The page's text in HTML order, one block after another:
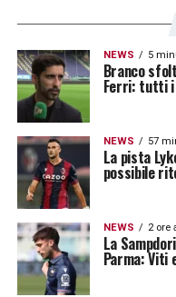
NEWS 5
Branco
Ferri: tutti i
NEWS 57
La pista
possibile
NEWS 2 ore
La
Parma: Viti